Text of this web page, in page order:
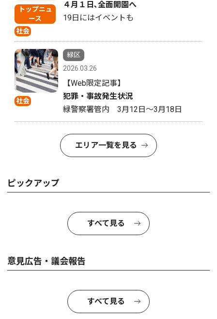
トップニュ
ース
社会
４月１日､全面開園へ
19日にはイベントも
社会
緑区
2026.03.26
【Web限定記事】
犯罪・事故発生状況
緑警察署管内 3月12日〜3月18日
エリア一覧を見る
ピックアップ
すべて見る
意見広告・議会報告
すべて見る